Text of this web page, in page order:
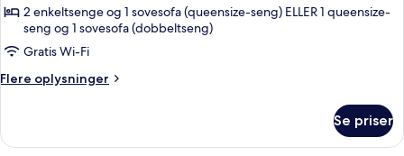
2 enkeltsenge og 1 sovesofa (queensize-seng) ELLER 1 queensize-
seng og 1 sovesofa (dobbeltseng)
Gratis Wi-Fi
Flere oplysninger
Flere
Se priser